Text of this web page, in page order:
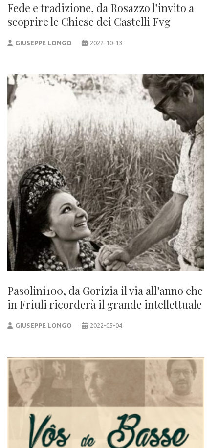
Fede e tradizione, da Rosazzo l’invito a
scoprire le Chiese dei Castelli Fvg
GIUSEPPE LONGO 2022-10-13
Pasolini100, da Gorizia il via all’anno che
in Friuli ricorderà il grande intellettuale
GIUSEPPE LONGO 2022-05-04